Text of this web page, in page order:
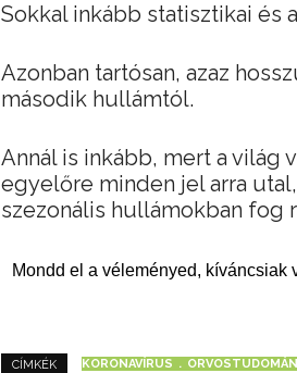
Sokkal inkább statisztikai és
Azonban tartósan, azaz
második hullámtól.
Annál is inkább, mert a világ
egyelőre minden jel arra
szezonális hullámokban fog
Mondd el a véleményed, kíváncsiak
CÍMKÉK KORONAVÍRUS